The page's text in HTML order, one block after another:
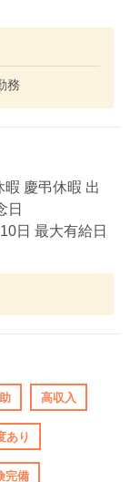
務
慶弔休暇 出
日
日 最大有給日
高収入
あり
完備